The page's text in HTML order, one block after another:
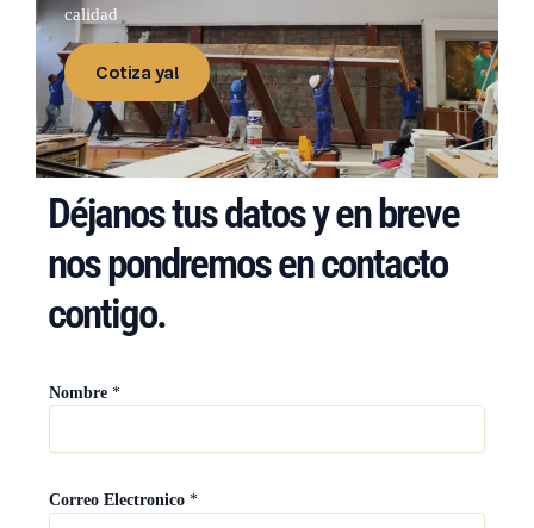
calidad
Cotiza ya!
Déjanos tus datos y en breve
nos pondremos en contacto
contigo.
Nombre *
Correo Electronico *